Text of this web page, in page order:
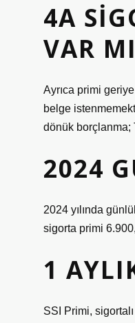
4A
VAR
Ayrıca primi
belge
dönük borçlanma;
2024
2024 yılında
sigorta primi
1
SSI Primi,